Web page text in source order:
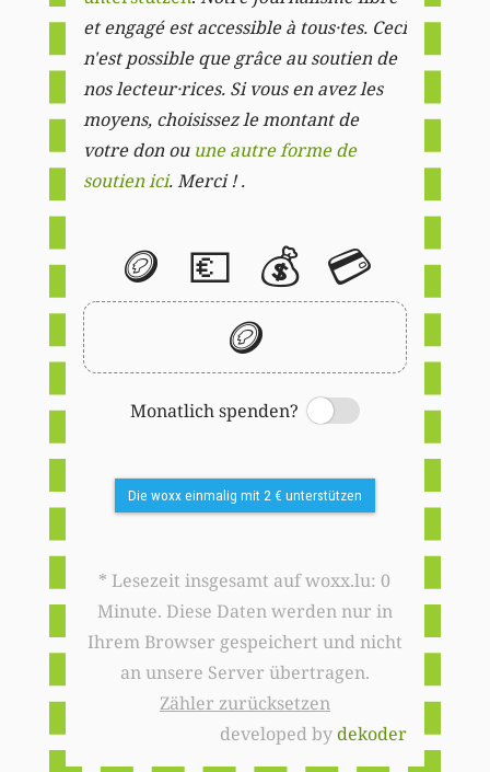
et engagé est accessible à tous·tes. Ceci
n'est possible que grâce au soutien de
nos lecteur·rices. Si vous en avez les
moyens, choisissez le montant de
votre don ou une autre forme de
soutien ici. Merci ! .
🪙 💶 💰 💳
🪙
Monatlich spenden?
Switch
Die woxx einmalig mit 2 € unterstützen
* Lesezeit insgesamt auf woxx.lu: 0
Minute. Diese Daten werden nur in
Ihrem Browser gespeichert und nicht
an unsere Server übertragen.
Zähler zurücksetzen
developed bydekoder